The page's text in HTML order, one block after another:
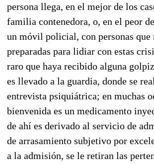
persona llega, en el mejor de los
familia contenedora, o, en el peor
un móvil policial, con personas que
preparadas para lidiar con estas
raro que haya recibido alguna
es llevado a la guardia, donde se
entrevista psiquiátrica; en muchas
bienvenida es un medicamento
de ahí es derivado al servicio de
de arrasamiento subjetivo por
a la admisión, se le retiran las